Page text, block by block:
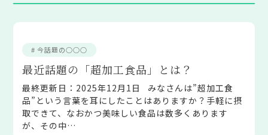
# 今話題の○○○
最近話題の「超加工食品」とは？
最終更新日：2025年12月1日 みなさんは”超加工食
品”という言葉を耳にしたことはありますか？手軽に摂
取できて、なおかつ美味しい食品は数多くあります
が、その中…